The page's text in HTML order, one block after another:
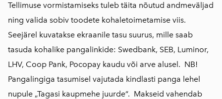
Tellimuse vormistamiseks tuleb täita nõutud andmeväljad
ning valida sobiv toodete kohaletoimetamise viis.
Seejärel kuvatakse ekraanile tasu suurus, mille saab
tasuda kohalike pangalinkide: Swedbank, SEB, Luminor,
LHV, Coop Pank, Pocopay kaudu või arve alusel. NB!
Pangalingiga tasumisel vajutada kindlasti panga lehel
nupule „Tagasi kaupmehe juurde“. Makseid vahendab